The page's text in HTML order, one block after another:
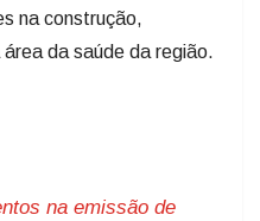
na construção,
da saúde da região.
na emissão de